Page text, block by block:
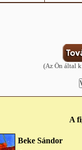
(Az Ön által
A
Beke Sándor